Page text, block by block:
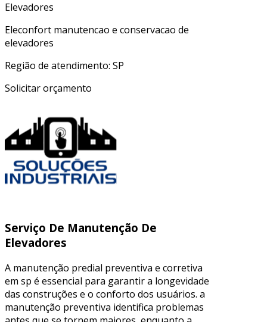
Eleconfort manutencao e conservacao de
elevadores
Região de atendimento: SP
Solicitar orçamento
Serviço De Manutenção De
Elevadores
A manutenção predial preventiva e corretiva
em sp é essencial para garantir a longevidade
das construções e o conforto dos usuários. a
manutenção preventiva identifica problemas